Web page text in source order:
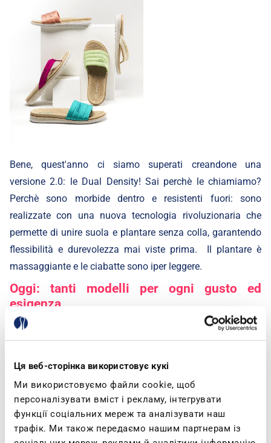
Ця веб-сторінка використовує кукі
Ми використовуємо файли cookie, щоб
персоналізувати вміст і рекламу, інтегрувати
функції соціальних мереж та аналізувати наш
трафік. Ми також передаємо нашим партнерам із
Bene, quest'anno ci siamo superati creandone una
versione 2.0: le Dual Density! Sai perchè le chiamiamo?
Perchè sono morbide dentro e resistenti fuori: sono
realizzate con una nuova tecnologia rivoluzionaria che
permette di unire suola e plantare senza colla, garantendo
flessibilità e durevolezza mai viste prima. Il plantare è
massaggiante e le ciabatte sono iper leggere.
Oggi: tanti modelli per ogni gusto ed
esigenza
Non tutti lo sanno, ma inblu ha sede in Italia, in provincia di
Brescia, e proprio lì un team di designer studia ogni anno
nuove tendenze per andare incontro alla moda e va alla
confortevoli e resistenti.
Per questo oggi esistono tante nuove proposte infradito:
quelle da spiaggia evergreen, certo, ma anche infradito a